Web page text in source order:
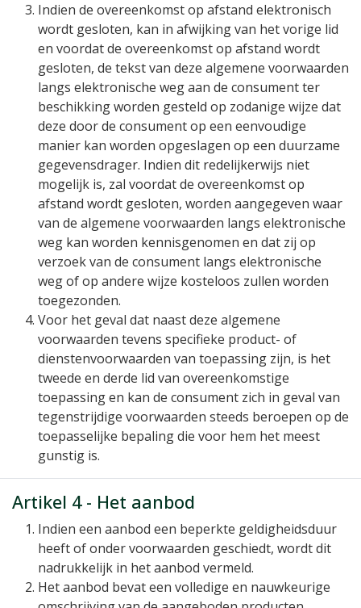
Indien de overeenkomst op afstand elektronisch
wordt gesloten, kan in afwijking van het vorige lid
en voordat de overeenkomst op afstand wordt
gesloten, de tekst van deze algemene voorwaarden
langs elektronische weg aan de consument ter
beschikking worden gesteld op zodanige wijze dat
deze door de consument op een eenvoudige
manier kan worden opgeslagen op een duurzame
gegevensdrager. Indien dit redelijkerwijs niet
mogelijk is, zal voordat de overeenkomst op
afstand wordt gesloten, worden aangegeven waar
van de algemene voorwaarden langs elektronische
weg kan worden kennisgenomen en dat zij op
verzoek van de consument langs elektronische
weg of op andere wijze kosteloos zullen worden
toegezonden.
Voor het geval dat naast deze algemene
voorwaarden tevens specifieke product- of
dienstenvoorwaarden van toepassing zijn, is het
tweede en derde lid van overeenkomstige
toepassing en kan de consument zich in geval van
tegenstrijdige voorwaarden steeds beroepen op de
toepasselijke bepaling die voor hem het meest
gunstig is.
Artikel 4 - Het aanbod
Indien een aanbod een beperkte geldigheidsduur
heeft of onder voorwaarden geschiedt, wordt dit
nadrukkelijk in het aanbod vermeld.
Het aanbod bevat een volledige en nauwkeurige